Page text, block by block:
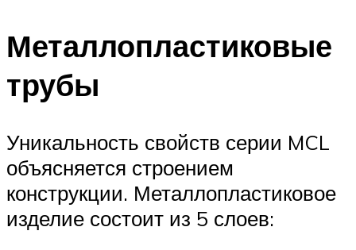
Металлопластиковые
трубы
Уникальность свойств серии MCL
объясняется строением
конструкции. Металлопластиковое
изделие состоит из 5 слоев: